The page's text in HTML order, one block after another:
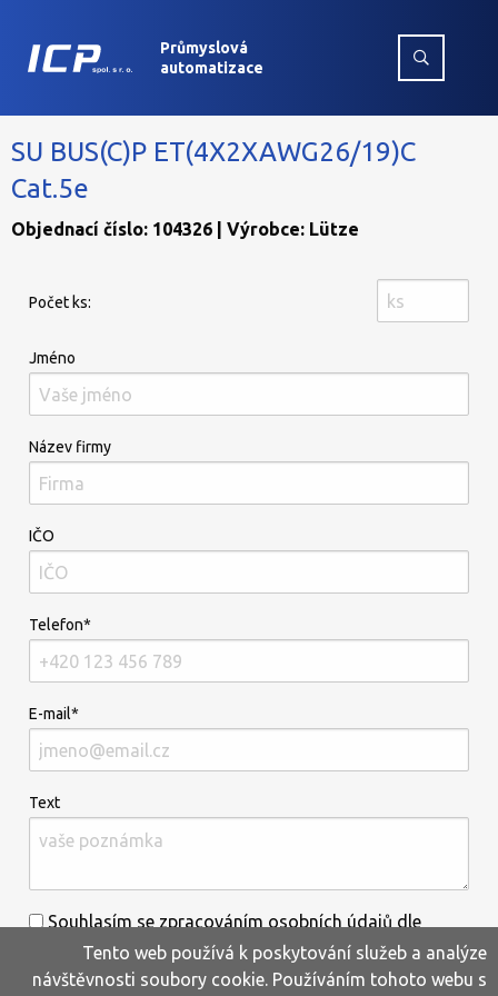
Průmyslová
automatizace
SU BUS(C)P ET(4X2XAWG26/19)C
Cat.5e
Objednací číslo: 104326 | Výrobce: Lütze
Počet ks:
Jméno
Název firmy
IČO
Telefon*
E-mail*
Text
Souhlasím se zpracováním osobních údajů dle
informací uvedenýchzde.*
Tento web používá k poskytování služeb a analýze
návštěvnosti soubory cookie. Používáním tohoto webu s